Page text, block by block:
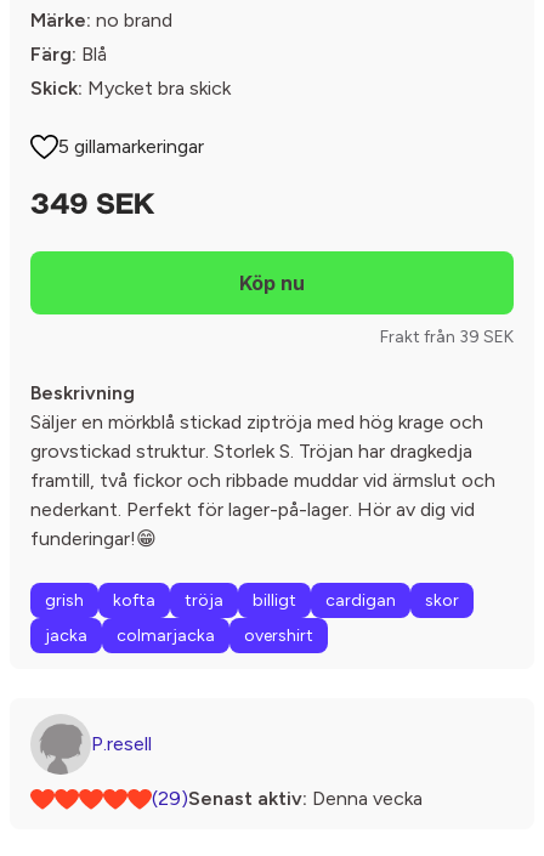
Märke: no brand
Färg: Blå
Skick: Mycket bra skick
5 gillamarkeringar
349 SEK
Frakt från 39 SEK
Beskrivning
Säljer en mörkblå stickad ziptröja med hög krage och
grovstickad struktur. Storlek S. Tröjan har dragkedja
framtill, två fickor och ribbade muddar vid ärmslut och
nederkant. Perfekt för lager-på-lager. Hör av dig vid
funderingar!😁
grish kofta tröja billigt cardigan
skor
jacka
colmarjacka overshirt
P.resell
(29)Senast aktiv: Denna vecka